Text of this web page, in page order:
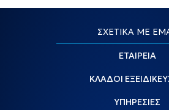
ΣΧΕΤΙΚΑ ΜΕ
ΕΤΑΙΡΕΙΑ
ΚΛΑΔΟΙ
ΥΠΗΡΕΣΙΕΣ